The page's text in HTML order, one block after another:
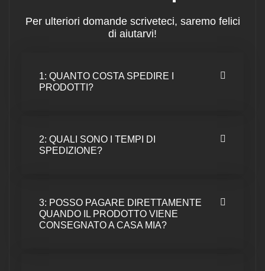
Per ulteriori domande scriveteci, saremo felici
di aiutarvi!
1: QUANTO COSTA SPEDIRE I
PRODOTTI?
2: QUALI SONO I TEMPI DI
SPEDIZIONE?
3: POSSO PAGARE DIRETTAMENTE
QUANDO IL PRODOTTO VIENE
CONSEGNATO A CASA MIA?